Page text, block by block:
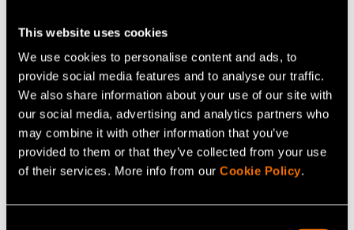
This website uses cookies
We use cookies to personalise content and ads, to
provide social media features and to analyse our traffic.
We also share information about your use of our site with
our social media, advertising and analytics partners who
may combine it with other information that you’ve
provided to them or that they’ve collected from your use
of their services. More info from our Cookie Policy.